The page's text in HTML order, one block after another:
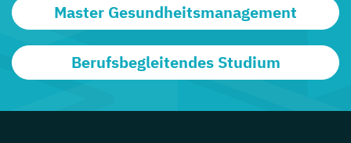
Master Gesundheitsmanagement
Berufsbegleitendes Studium